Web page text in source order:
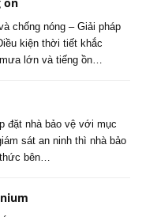
chống nóng – Giải pháp
kiện thời tiết khắc
lớn và tiếng ồn…
đặt nhà bảo vệ với mục
sát an ninh thì nhà bảo
bên…